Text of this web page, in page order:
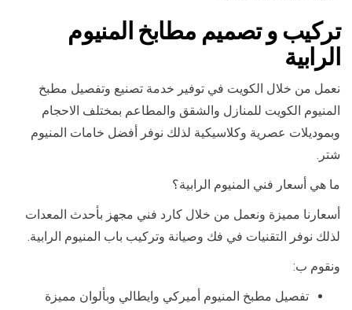
تركيب و تصميم مطابخ المنيوم
الرابية
نعمل من خلال الكويت في توفير خدمة تصنيع وتفصيل مطبخ
المنيوم الكويت للمنازل والشقق والمطاعم بمختلف الاحجام
وبموديلات عصرية وكلاسيكية لذلك نوفر أفضل خامات المنيوم
شتر.
ما هي أسعار فني المنيوم الرابية؟
أسعارنا مميزة ونعمل من خلال كارد فني مجهز بأحدث المعدات
لذلك نوفر التقنيات في فك وصيانة وتركيب باب المنيوم الرابية.
ونقوم ب:
تفصيل مطبخ المنيوم أميركي وايطالي وبألوان مميزة